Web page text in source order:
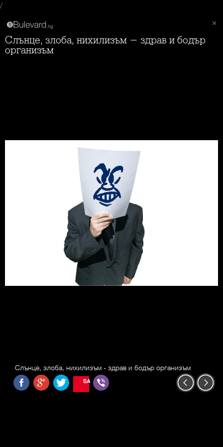
/
Слънце, злоба, нихилизъм - здрав и бодър
организъм
Слънце, злоба, нихилизъм - здрав и бодър организъм
SAVE